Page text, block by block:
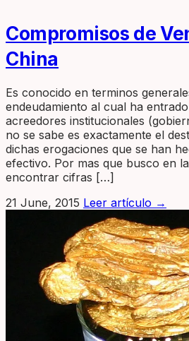
Compromisos de
China
Es conocido en terminos
endeudamiento al cual ha
acreedores institucionales
no se sabe es exactamente el
dichas erogaciones que se han
efectivo. Por mas que busco en
encontrar cifras […]
21 June, 2015 Leer artículo →